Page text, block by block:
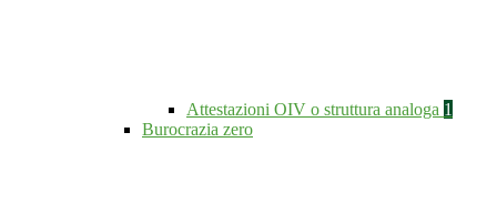
Attestazioni OIV o struttura analoga 1
Burocrazia zero